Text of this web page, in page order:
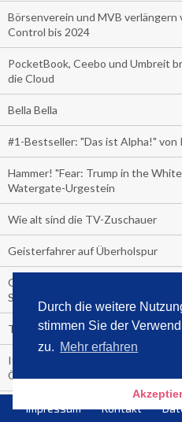
Durch die weitere
stimmen Sie der
zu. Mehr erfahren
Börsenverein und MVB
Control bis 2024
PocketBook, Ceebo und Umbreit
die Cloud
Bella Bella
#1-Bestseller: "Das ist Alpha!" von
Hammer! "Fear: Trump in the
Watergate-Urgestein
Wie alt sind die TV-Zuschauer
Geisterfahrer auf Überholspur
Gegen Einsamkeit: Single-
Stunden TV
TV-Quote:
Italienisches Kochbuch schießt auf
Österreich und Schweiz
Blick in die Garage der TV-
Impressum Kontakt